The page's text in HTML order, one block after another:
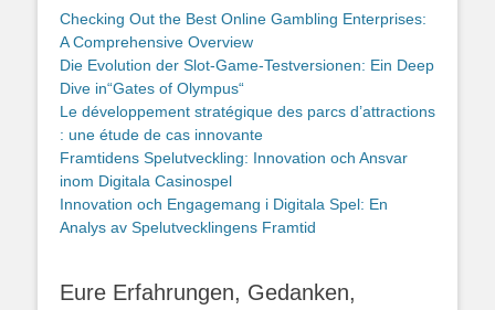
Checking Out the Best Online Gambling Enterprises:
A Comprehensive Overview
Die Evolution der Slot-Game-Testversionen: Ein Deep
Dive in“Gates of Olympus“
Le développement stratégique des parcs d’attractions
: une étude de cas innovante
Framtidens Spelutveckling: Innovation och Ansvar
inom Digitala Casinospel
Innovation och Engagemang i Digitala Spel: En
Analys av Spelutvecklingens Framtid
Eure Erfahrungen, Gedanken,